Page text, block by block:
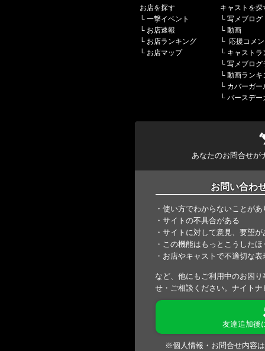
お店を探す
└ 一撃イベント
└ お店速報
└ お店ランキング
└ お店マップ
キャストを探
└ 写メブログ
└ 動画
└ 応援コメ
└ キャストラ
└ 写メブログ
└ 動画ランキ
└ カバーガー
└ バースデー
あなたのお問合せが
お問い合わ
・使い方でわからないことが
・サイトの不具合がある
・サイトに対して意見、要望が
・この機能はもっとこうした
・お店やキャストで不適切な
など、他にもご利用中のお困
せ・ご相談ください。ナイト
友達追加後
※個人情報・お問合せ内容